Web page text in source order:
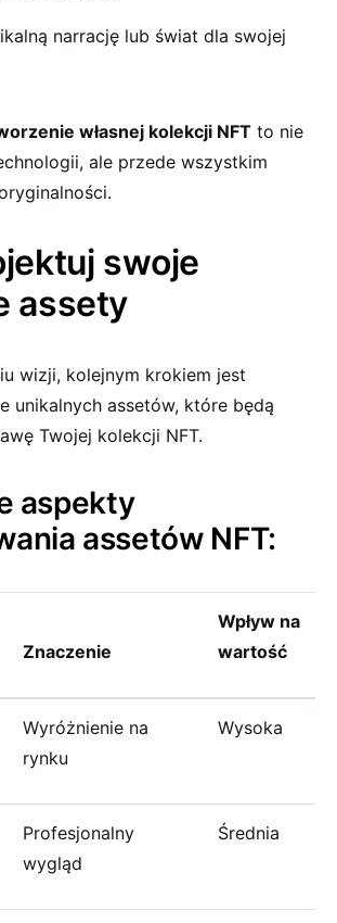
narrację lub świat dla swojej
własnej kolekcji NFT to nie
ale przede wszystkim
swoje
assety
wizji, kolejnym krokiem jest
unikalnych assetów, które będą
Twojej kolekcji NFT.
aspekty
assetów NFT:
Znaczenie
Wpływ na
wartość
Wyróżnienie na
rynku
Wysoka
Profesjonalny
wygląd
Średnia